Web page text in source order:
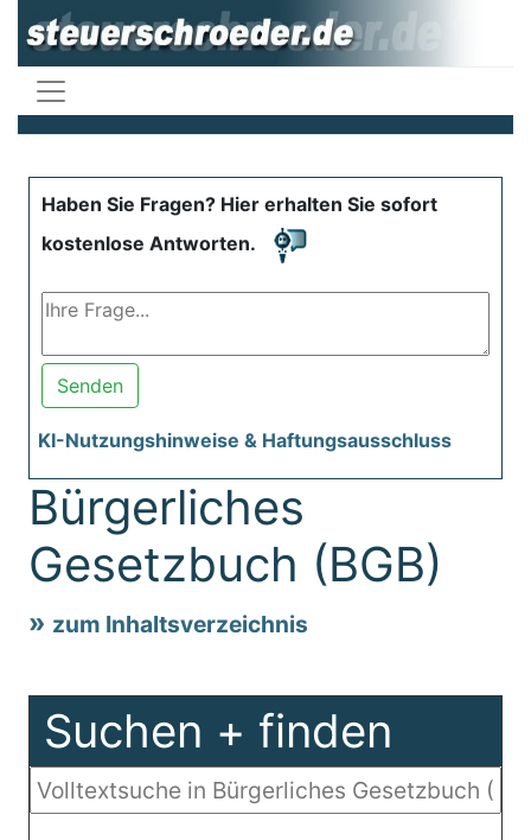
Haben Sie Fragen? Hier erhalten Sie sofort
kostenlose Antworten.
Senden
KI-Nutzungshinweise & Haftungsausschluss
Bürgerliches
Gesetzbuch (BGB)
zum Inhaltsverzeichnis
Suchen + finden